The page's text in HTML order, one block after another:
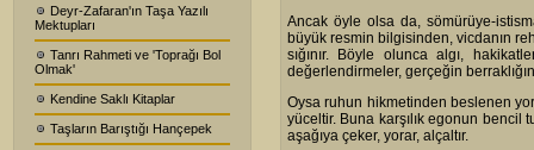
Deyr-Zafaran'ın Taşa Yazılı
Mektupları
Tanrı Rahmeti ve 'Toprağı Bol
Olmak'
Kendine Saklı Kitaplar
Taşların Barıştığı Hançepek
Ancak öyle olsa da, sömürüye-
büyük resmin bilgisinden, vicdanın
sığınır. Böyle olunca algı,
değerlendirmeler, gerçeğin
Oysa ruhun hikmetinden beslenen
yüceltir. Buna karşılık egonun bencil
aşağıya çeker, yorar, alçaltır.